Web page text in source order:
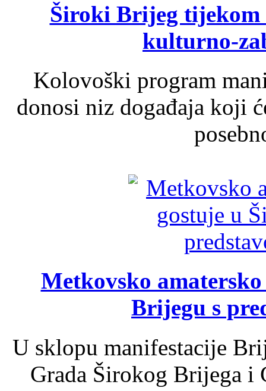
Široki Brijeg tijekom
kulturno-
Kolovoški program
donosi niz događaja koji
Metkovsko
Brijegu s
U sklopu manifestacije
Grada Širokog Brijega